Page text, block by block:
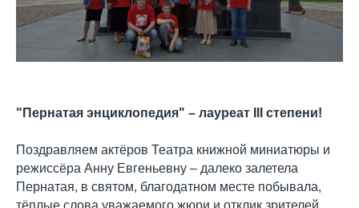
"Пернатая энциклопедия" – лауреат III степени!
Поздравляем актёров Театра книжной миниатюры и
режиссёра Анну Евгеньевну – далеко залетела
Пернатая, в святом, благодатном месте побывала,